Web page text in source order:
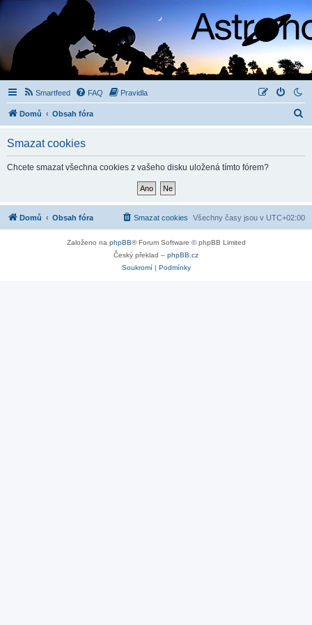
Smartfeed FAQ Pravidla
Domů Obsah fóra
Smazat cookies
Chcete smazat všechna cookies z vašeho disku uložená tímto fórem?
Domů Obsah fóra Všechny časy jsou v UTC+02:00
Smazat cookies
Založeno na phpBB® Forum Software © phpBB Limited
Český překlad – phpBB.cz
Soukromí| Podmínky